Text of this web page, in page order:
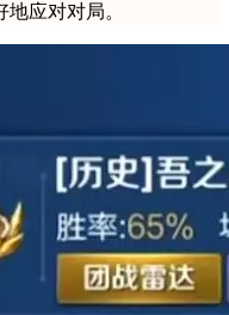
应对对局。